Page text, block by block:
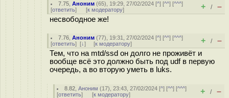
7.75 ,Аноним (65), 19:29, 27/02/2024 [^] [^^] [^^^]
[ответить] [к модератору] + / –
несвободное же!
7.76 ,Аноним (77), 19:31, 27/02/2024 [^] [^^] [^^^]
[ответить] [↓] [к модератору] + / –
Тем, что на mtd/ssd он долго не проживёт и
вообще всё это должно быть под udf в первую
очередь, а во вторую уметь в luks.
8.82 ,Аноним (17), 23:43, 27/02/2024 [^] [^^] [^^^]
[ответить] [к модератору] + / –